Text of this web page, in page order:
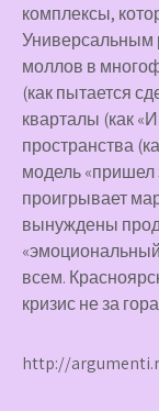
комплексы,
Универсальным
моллов в
(как пытается
кварталы (как
пространства
модель «пришел
проигрывает
вынуждены
всем.
кризис не за
http://